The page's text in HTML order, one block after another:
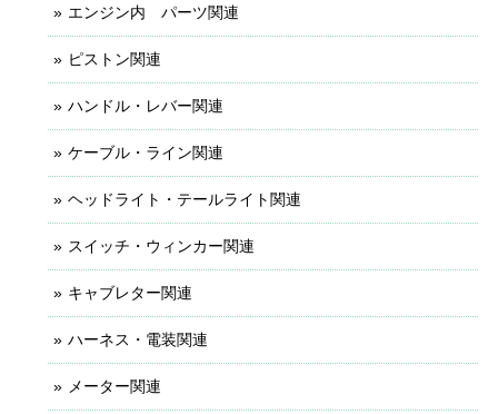
エンジン内 パーツ関連
ピストン関連
ハンドル・レバー関連
ケーブル・ライン関連
ヘッドライト・テールライト関連
スイッチ・ウィンカー関連
キャブレター関連
ハーネス・電装関連
メーター関連